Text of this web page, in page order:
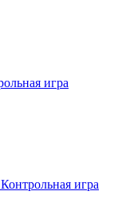
игра
игра